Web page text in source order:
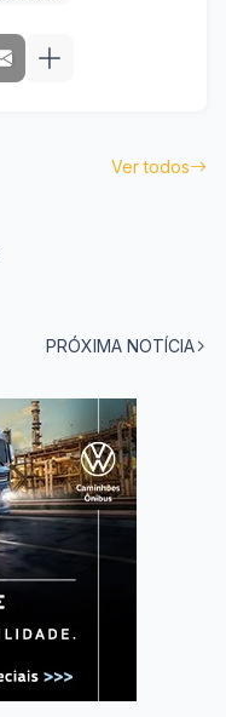
Ver todos
PRÓXIMA NOTÍCIA